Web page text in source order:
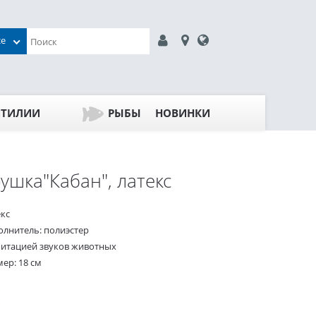
РЫБЫ НОВИНКИ
латекс
полиэстер
звуков животных
18 см